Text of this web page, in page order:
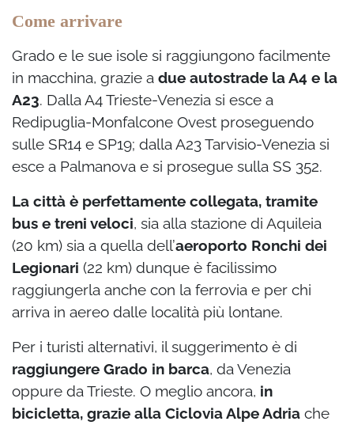
Come arrivare
Grado e le sue isole si raggiungono facilmente
in macchina, grazie a due autostrade la A4 e la
A23. Dalla A4 Trieste-Venezia si esce a
Redipuglia-Monfalcone Ovest proseguendo
sulle SR14 e SP19; dalla A23 Tarvisio-Venezia si
esce a Palmanova e si prosegue sulla SS 352.
La città è perfettamente collegata, tramite
bus e treni veloci, sia alla stazione di Aquileia
(20 km) sia a quella dell’aeroporto Ronchi dei
Legionari (22 km) dunque è facilissimo
raggiungerla anche con la ferrovia e per chi
arriva in aereo dalle località più lontane.
Per i turisti alternativi, il suggerimento è di
raggiungere Grado in barca, da Venezia
oppure da Trieste. O meglio ancora, in
bicicletta, grazie alla Ciclovia Alpe Adria che